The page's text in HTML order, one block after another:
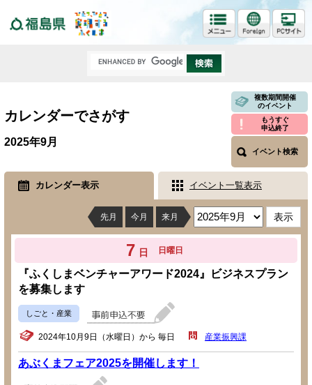
カレンダーでさがす
複数期間開催
のイベント
もうすぐ
申込終了
イベント検索
2025年9月
カレンダー表示 イベント一覧表示
先月 今月 来月
7 日 日曜日
『ふくしまベンチャーアワード2024』ビジネスプラン
を募集します
しごと・産業
2024年10月9日（水曜日）から 毎日 産業振興課
あぶくまフェア2025を開催します！